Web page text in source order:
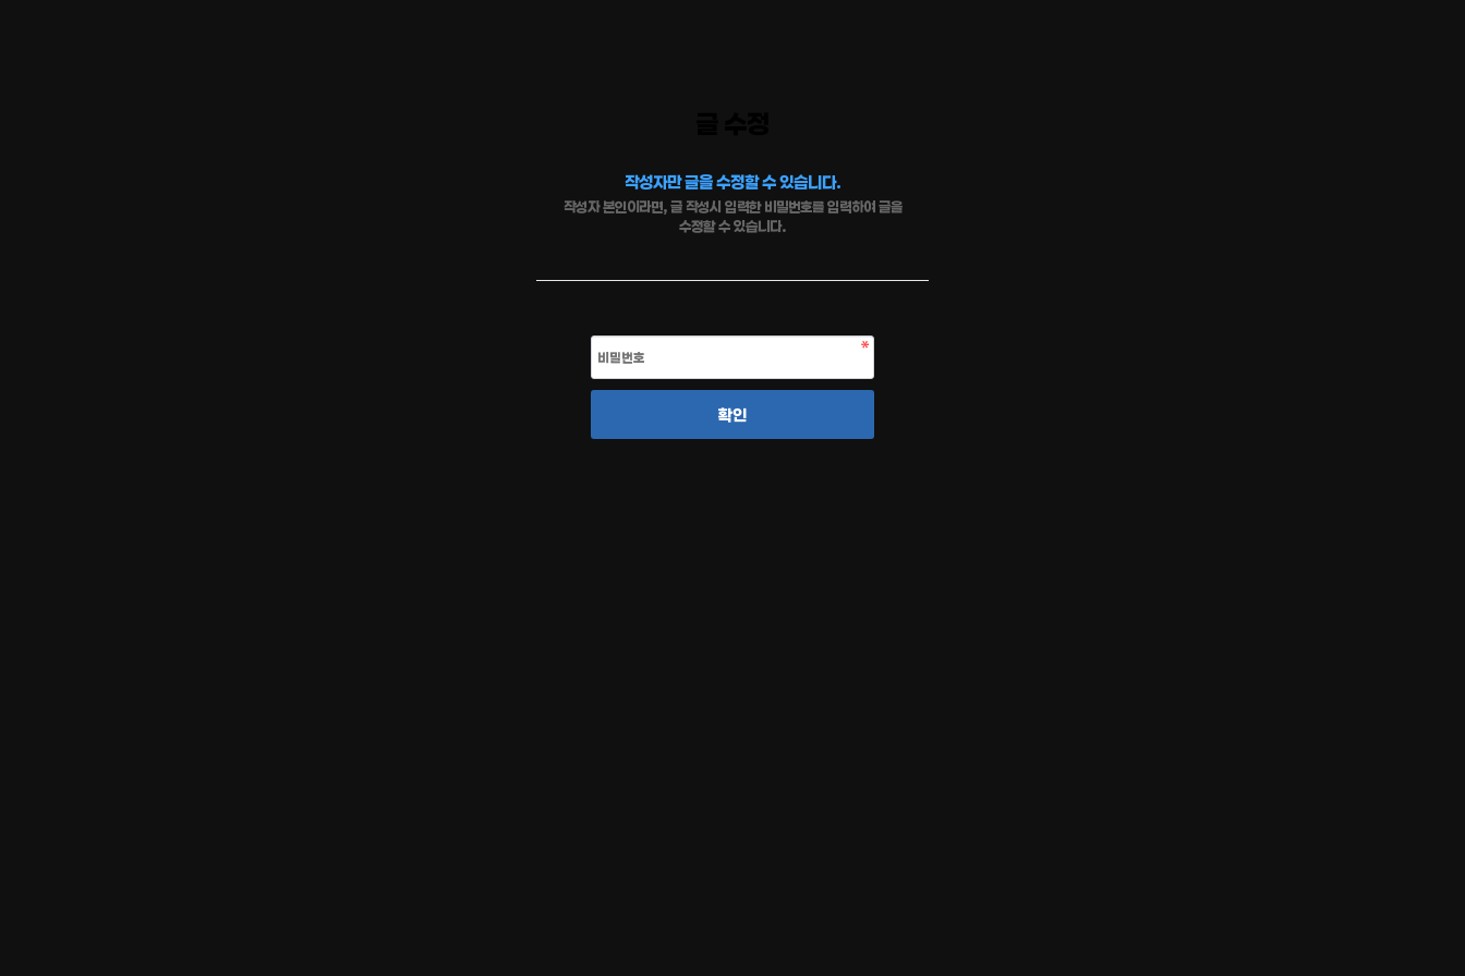
작성자만 글을 수정할 수 있습니다.
작성자 본인이라면, 글 작성시 입력한 비밀번호를 입력하여 글을
수정할 수 있습니다.